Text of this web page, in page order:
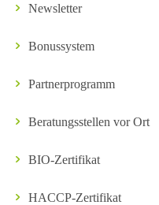
Newsletter
Bonussystem
Partnerprogramm
Beratungsstellen vor Ort
BIO-Zertifikat
HACCP-Zertifikat